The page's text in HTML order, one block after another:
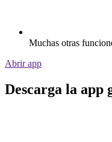
Muchas otras
Abrir app
Descarga la